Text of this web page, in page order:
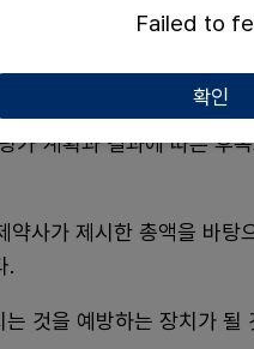
부터 평가결과에 따라 급
미제출할 경우 전액본인부
가 계획과 결과에 따른 후
사가 제시한 총액을 바탕
.
것을 예방하는 장치가 될
Failed to
확인